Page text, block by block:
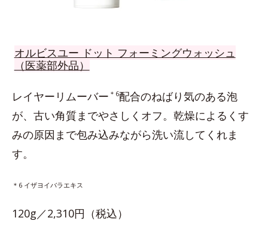
オルビスユー ドット フォーミングウォッシュ
（医薬部外品）
レイヤーリムーバー ＊6配合のねばり気のある泡
が、古い角質までやさしくオフ。乾燥によるくす
みの原因まで包み込みながら洗い流してくれま
す。
＊6 イザヨイバラエキス
120g／2,310円（税込）